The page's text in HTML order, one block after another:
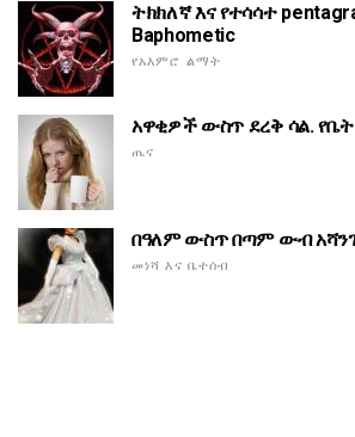
ትክክለኛ እና የተሳሳተ
Baphometic
የአእምሮ ልማት
አዋቂዎች ውስጥ ደረቅ ሳል.
ጤና
በዓለም ውስጥ በጣም ውብ
መነሻ እና ቤተሰብ